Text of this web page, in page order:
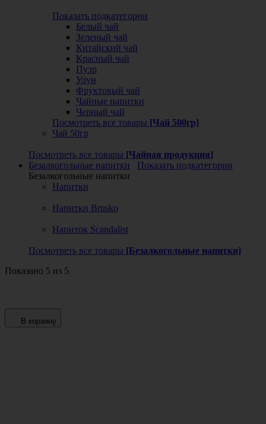
Показать подкатегории
Белый чай
Зеленый чай
Китайский чай
Красный чай
Пуэр
Улун
Фруктовый чай
Чайные напитки
Черный чай
Посмотреть все товары [Чай 500гр]
Чай 50гр
Посмотреть все товары [Чайная продукция]
Безалкогольные напитки
Показать подкатегории
Безалкогольные напитки
Напитки
Напитки Brusko
Напиток Scandalist
Посмотреть все товары [Безалкогольные напитки]
Показано 5 из 5
В корзину